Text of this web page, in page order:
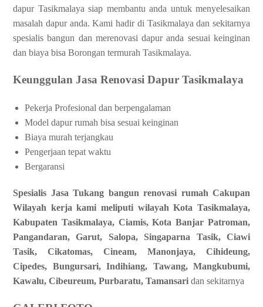
dapur Tasikmalaya siap membantu anda untuk menyelesaikan
masalah dapur anda. Kami hadir di Tasikmalaya dan sekitarnya
spesialis bangun dan merenovasi dapur anda sesuai keinginan
dan biaya bisa Borongan termurah Tasikmalaya.
Keunggulan Jasa Renovasi Dapur Tasikmalaya
Pekerja Profesional dan berpengalaman
Model dapur rumah bisa sesuai keinginan
Biaya murah terjangkau
Pengerjaan tepat waktu
Bergaransi
Spesialis Jasa Tukang bangun renovasi rumah Cakupan
Wilayah kerja kami meliputi wilayah Kota Tasikmalaya,
Kabupaten Tasikmalaya, Ciamis, Kota Banjar Patroman,
Pangandaran, Garut, Salopa, Singaparna Tasik, Ciawi
Tasik, Cikatomas, Cineam, Manonjaya, Cihideung,
Cipedes, Bungursari, Indihiang, Tawang, Mangkubumi,
Kawalu, Cibeureum, Purbaratu, Tamansari dan sekitarnya